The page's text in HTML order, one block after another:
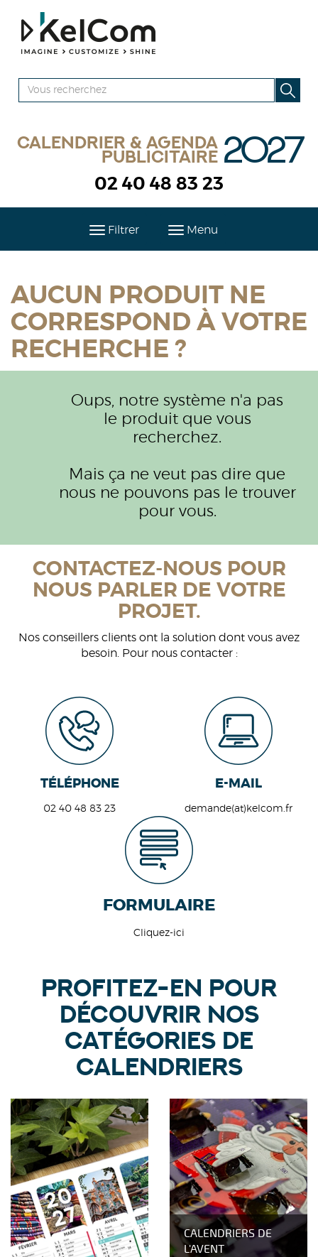
Calendrier & agenda
publicitaire 2027
02 40 48 83 23
Filtrer Menu
AUCUN PRODUIT NE
CORRESPOND À VOTRE
RECHERCHE ?
Oups, notre système n'a pas
le produit que vous
recherchez.
Mais ça ne veut pas dire que
nous ne pouvons pas le trouver
pour vous.
CONTACTEZ-NOUS POUR
NOUS PARLER DE VOTRE
PROJET.
Nos conseillers clients ont la solution dont vous avez
besoin. Pour nous contacter :
TÉLÉPHONE
02 40 48 83 23
E-MAIL
demande(at)kelcom.fr
FORMULAIRE
Cliquez-ici
PROFITEZ-EN POUR
DÉCOUVRIR NOS
CATÉGORIES DE
CALENDRIERS
CALENDRIERS DE
L'AVENT